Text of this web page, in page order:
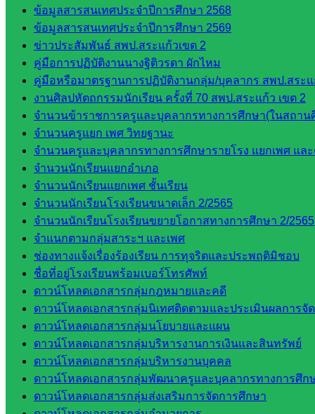
ข้อมูลสารสนเทศประจำปีการศึกษา 2568
ข้อมูลสารสนเทศประจำปีการศึกษา 2569
ข่าวประสัมพันธ์ สพป.สระแก้วเขต 2
คู่มือการปฏิบัติงานนางฐิติวรดา ผักไหม
คู่มือหรือมาตรฐานการปฏิบัติงานกลุ่ม/บุคลากร สพป.สระแ
งานศิลปหัตถกรรมนักเรียน ครั้งที่ 70 สพป.สระแก้ว เขต 2
จำนวนข้าราชการครูและบุคลากรทางการศึกษา(ในสถาน
จำนวนครูแยก เพศ วิทยฐานะ
จำนวนครูและบุคลากรทางการศึกษารายโรง แยกเพศ แล
จำนวนนักเรียนแยกอำเภอ
จำนวนนักเรียนแยกเพศ ชั้นเรียน
จำนวนนักเรียนโรงเรียนขนาดเล็ก 2/2565
จำนวนนักเรียนโรงเรียนขยายโอกาสทางการศึกษา 2/2565
จำแนกตามกลุ่มสาระฯ และเพศ
ช่องทางแจ้งเรื่องร้องเรียน การทุจริตและประพฤติมิชอบ
ชื่อที่อยู่โรงเรียนพร้อมเบอร์โทรศัพท์
ดาวน์โหลดเอกสารกลุ่มกฎหมายและคดี
ดาวน์โหลดเอกสารกลุ่มนิเทศติดตามและประเมินผลการจั
ดาวน์โหลดเอกสารกลุ่มนโยบายและแผน
ดาวน์โหลดเอกสารกลุ่มบริหารงานการเงินและสินทรัพย์
ดาวน์โหลดเอกสารกลุ่มบริหารงานบุคคล
ดาวน์โหลดเอกสารกลุ่มพัฒนาครูและบุคลากรทางการศึก
ดาวน์โหลดเอกสารกลุ่มส่งเสริมการจัดการศึกษา
สระแก้ว
สำนักงาน
ส.ก.ส.ค.
จังหวัด
สระแก้ว
สพป.
สระแก้ว
เขต 1
สพป.สระแก้ว
เขต 2
โรงเรียน
ในสังกัด
สพป.สระแก้ว
เขต 1
โรงเรียน
ในสังกัด
สพป.สระแก้ว
เขต 2
วิทยาลัย
เทคนิค
สระแก้ว
วิทยาลัย
เทคนิค